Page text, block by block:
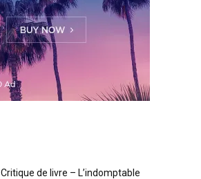
Critique de livre – L’indomptable